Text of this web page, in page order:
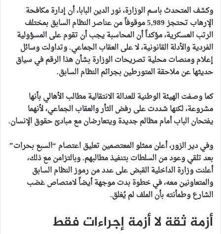
وكشف المتحدث باسم الوزارة، نور الدين البابا، أن إدارة مكافحة
الإرهاب تحتجز 5,989 موقوفاً من عناصر النظام السابق بمختلف
الرتب العسكرية، مؤكداً أن المحاسبة يجب أن تقوم على المسؤولية
الفردية والأدلة القانونية، لا على العقاب الجماعي. وتداولت وسائل
إعلام ومنصات محلية تصريحات الوزارة بشأن هذا الرقم في سياق
حديثها عن ملاحقة المتورطين بجرائم النظام السابق.
كما وصفت الهيئة الوطنية للعدالة الانتقالية مطالب الأهالي بأنها
مشروعة، لكنها شددت على رفض الثأر والعقاب الجماعي، لأنهما
يفتحان الباب أمام مظالم جديدة ويتعارضان مع مبادئ حقوق الإنسان.
وفي دير الزور، أعلن ممثلو المعتصمين تعليق اعتصام “السبع بحرات”
بعد تلقي وعود من السلطات بتنفيذ مطالبهم. وبالتزامن مع ذلك،
أعلنت وزارة الداخلية القبض على عدد من رموز النظام السابق
والمتعاونين معه، في خطوة بدت موجهة أيضاً لامتصاص غضب
الشارع وطمأنته بأن الملف لم يُغلق.
أزمة ثقة لا أزمة إجراءات فقط